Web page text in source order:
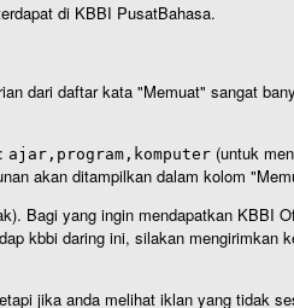
di KBBI PusatBahasa.
dari daftar kata "Memuat" sangat
ajar,program,komputer (untuk
akan ditampilkan dalam kolom
Bagi yang ingin mendapatkan KBBI
kbbi daring ini, silakan mengirimkan
jika anda melihat iklan yang tidak